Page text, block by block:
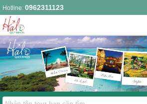
Hotline: 0962311123